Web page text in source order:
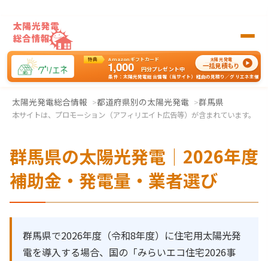
特典 Amazonギフトカード
1,000 円分プレゼント中
条件：太陽光発電総合情報（当サイト）経由の見積り／グリエネ主催
太陽光発電
一括見積もり
太陽光発電総合情報 都道府県別の太陽光発電 群馬県
本サイトは、プロモーション（アフィリエイト広告等）が含まれています。
群馬県の太陽光発電｜2026年度
補助金・発電量・業者選び
群馬県で2026年度（令和8年度）に住宅用太陽光発
電を導入する場合、国の「みらいエコ住宅2026事